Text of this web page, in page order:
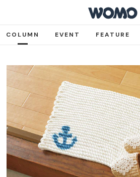
COLUMN EVENT FEATURE